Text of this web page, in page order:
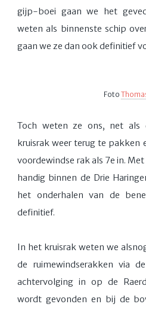
gijp-boei gaan we het
weten als binnenste schip
gaan we ze dan ook definitief
Foto
Toch weten ze ons, net als
kruisrak weer terug te pakken
voordewindse rak als 7e in.
handig binnen de Drie
het onderhalen van de
definitief.
In het kruisrak weten we
de ruimewindserakken via
achtervolging in op de
wordt gevonden en bij de